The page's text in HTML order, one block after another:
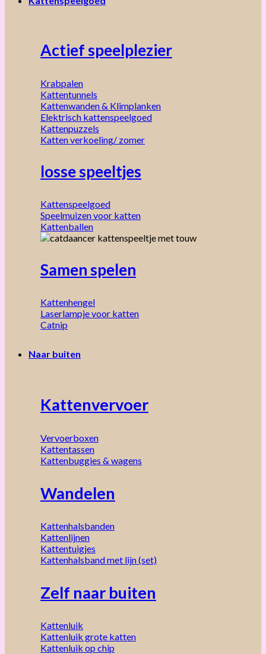
Actief speelplezier
Krabpalen
Kattentunnels
Kattenwanden & Klimplanken
Elektrisch kattenspeelgoed
Kattenpuzzels
Katten verkoeling/ zomer
losse speeltjes
Kattenspeelgoed
Speelmuizen voor katten
Kattenballen
Samen spelen
Kattenhengel
Laserlampje voor katten
Catnip
Naar buiten
Kattenvervoer
Vervoerboxen
Kattentassen
Kattenbuggies & wagens
Wandelen
Kattenhalsbanden
Kattenlijnen
Kattentuigjes
Kattenhalsband met lijn (set)
Zelf naar buiten
Kattenluik
Kattenluik grote katten
Kattenluik op chip